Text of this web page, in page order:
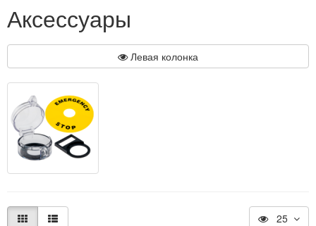
Аксессуары
Левая колонка
25